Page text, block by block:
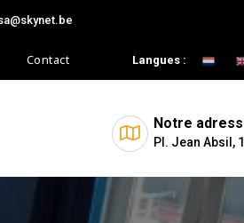
Contact Langues :
Notre
Pl. Jean Absil,